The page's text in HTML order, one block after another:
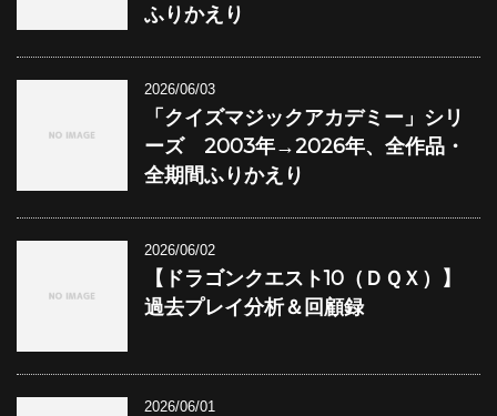
ふりかえり
2026/06/03
「クイズマジックアカデミー」シリ
ーズ 2003年→2026年、全作品・
全期間ふりかえり
2026/06/02
【ドラゴンクエスト10（ＤＱＸ）】
過去プレイ分析＆回顧録
2026/06/01